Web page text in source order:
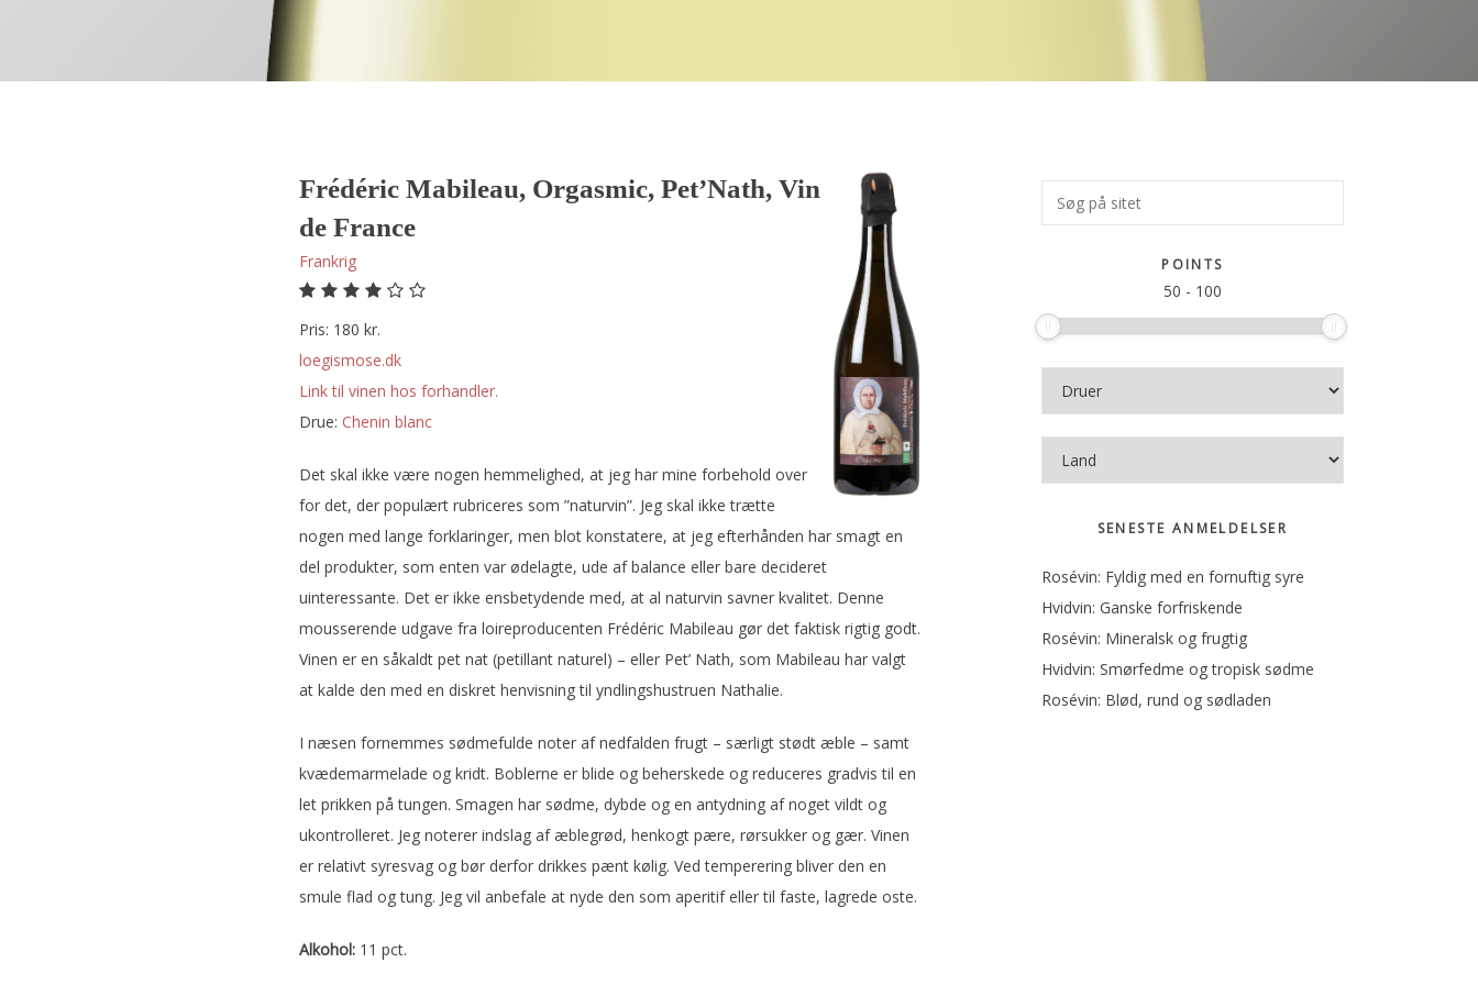
Frédéric Mabileau, Orgasmic, Pet’Nath, Vin
de France
Frankrig
Pris: 180 kr.
loegismose.dk
Link til vinen hos forhandler.
Drue:
chenin blanc
Det skal ikke være nogen hemmelighed, at jeg har mine forbehold over
for det, der populært rubriceres som ”naturvin”. Jeg skal ikke trætte
nogen med lange forklaringer, men blot konstatere, at jeg efterhånden har smagt en
del produkter, som enten var ødelagte, ude af balance eller bare decideret
uinteressante. Det er ikke ensbetydende med, at al naturvin savner kvalitet. Denne
mousserende udgave fra loireproducenten Frédéric Mabileau gør det faktisk rigtig godt.
Vinen er en såkaldt pet nat (petillant naturel) – eller Pet’ Nath, som Mabileau har valgt
at kalde den med en diskret henvisning til yndlingshustruen Nathalie.
I næsen fornemmes sødmefulde noter af nedfalden frugt – særligt stødt æble – samt
kvædemarmelade og kridt. Boblerne er blide og beherskede og reduceres gradvis til en
let prikken på tungen. Smagen har sødme, dybde og en antydning af noget vildt og
ukontrolleret. Jeg noterer indslag af æblegrød, henkogt pære, rørsukker og gær. Vinen
er relativt syresvag og bør derfor drikkes pænt kølig. Ved temperering bliver den en
smule flad og tung. Jeg vil anbefale at nyde den som aperitif eller til faste, lagrede oste.
Alkohol: 11 pct.
Primær
Sidebar
Søg
på
POINTS
50 - 100
SENESTE ANMELDELSER
Rosévin: Fyldig med en fornuftig syre
Hvidvin: Ganske forfriskende
Rosévin: Mineralsk og frugtig
Hvidvin: Smørfedme og tropisk sødme
Rosévin: Blød, rund og sødladen